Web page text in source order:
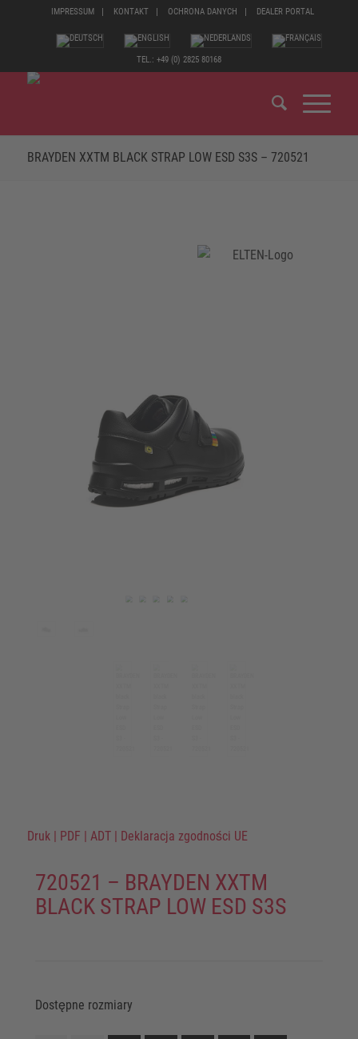
IMPRESSUM KONTAKT OCHRONA DANYCH DEALER PORTAL
TEL.: +49 (0) 2825 80168
BRAYDEN XXTM BLACK STRAP LOW ESD S3S – 720521
Druk | PDF | ADT | Deklaracja zgodności UE
720521 – BRAYDEN XXTM
BLACK STRAP LOW ESD S3S
Dostępne rozmiary